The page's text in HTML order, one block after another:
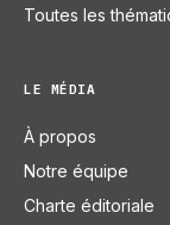
Toutes les
LE MÉDIA
À propos
Notre équipe
Charte éditoriale